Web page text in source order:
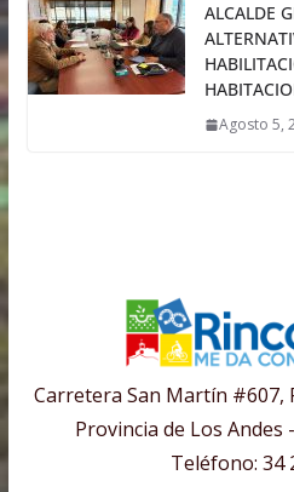
ALCALDE
Agosto 5,
Carretera San Martín #607,
Provincia de Los Andes
Teléfono: 34